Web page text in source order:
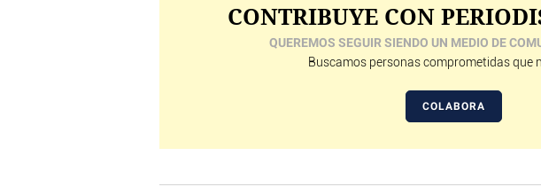
CONTRIBUYE CON
QUEREMOS SEGUIR SIENDO UN MEDIO DE
Buscamos personas comprometidas que
COLABORA